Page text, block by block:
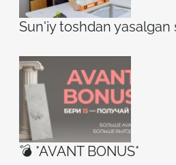
Sun'iy toshdan
💣 *AVANT BONUS*